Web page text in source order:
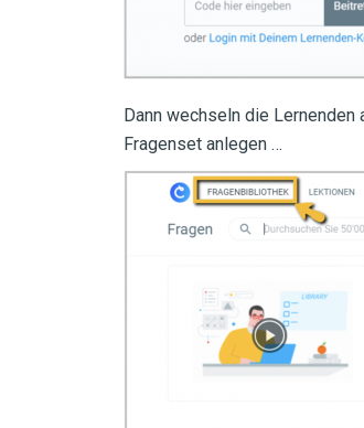
Dann wechseln die
Fragenset anlegen …